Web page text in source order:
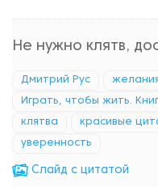
Не нужно клятв,
Дмитрий Рус
Играть, чтобы жить.
клятва красивые
уверенность
Cлайд с цитатой